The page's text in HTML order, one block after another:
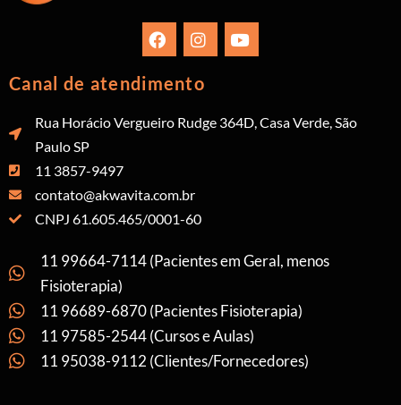
Canal de atendimento
Rua Horácio Vergueiro Rudge 364D, Casa Verde, São
Paulo SP
11 3857-9497
contato@akwavita.com.br
CNPJ 61.605.465/0001-60
11 99664-7114 (Pacientes em Geral, menos
Fisioterapia)
11 96689-6870 (Pacientes Fisioterapia)
11 97585-2544 (Cursos e Aulas)
11 95038-9112 (Clientes/Fornecedores)